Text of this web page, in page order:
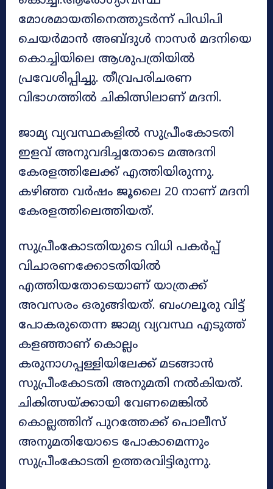
മോശമായതിനെത്തുടർന്ന് പിഡിപി
ചെയർമാൻ അബ്ദുൾ നാസർ മദനിയെ
കൊച്ചിയിലെ ആശുപത്രിയിൽ
പ്രവേശിപ്പിച്ചു. തീവ്രപരിചരണ
വിഭാഗത്തിൽ ചികിത്സിലാണ് മദനി.
ജാമ്യ വ്യവസ്ഥകളിൽ സുപ്രീംകോടതി
ഇളവ് അനുവദിച്ചതോടെ മഅദനി
കേരളത്തിലേക്ക് എത്തിയിരുന്നു.
കഴിഞ്ഞ വര്‍ഷം ജൂലൈ 20 നാണ് മദനി
കേരളത്തിലെത്തിയത്.
സുപ്രീംകോടതിയുടെ വിധി പകര്‍പ്പ്
വിചാരണക്കോടതിയിൽ
എത്തിയതോടെയാണ് യാത്രക്ക്
അവസരം ഒരുങ്ങിയത്. ബംഗലൂരു വിട്ട്
പോകരുതെന്ന ജാമ്യ വ്യവസ്ഥ എടുത്ത്
കളഞ്ഞാണ് കൊല്ലം
കരുനാഗപ്പള്ളിയിലേക്ക് മടങ്ങാൻ
സുപ്രീംകോടതി അനുമതി നൽകിയത്.
ചികിത്സയ്ക്കായി വേണമെങ്കിൽ
കൊല്ലത്തിന് പുറത്തേക്ക് പൊലീസ്
അനുമതിയോടെ പോകാമെന്നും
സുപ്രീംകോടതി ഉത്തരവിട്ടിരുന്നു.